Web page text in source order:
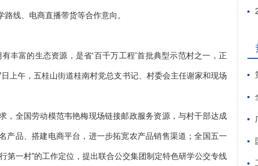
线、电商直播带货等合作意向。
富的生态资源，是省‘百千万工程’首批典型示范村之一，正
上午，五桂山街道桂南村党总支书记、村委会主任谢家和现场
全国劳动模范韦艳梅现场链接邮政服务资源，与村干部达成
产品、搭建电商平台，进一步拓宽农产品销售渠道；全国五一
第一村”的工作定位，提出联合公交集团制定特色研学公交专线